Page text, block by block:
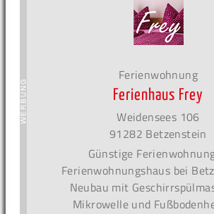
Ferienwohnung
Ferienhaus Frey
Weidensees 106
91282 Betzenstein
Günstige
Ferienwohnungshaus bei
Neubau mit
Mikrowelle und